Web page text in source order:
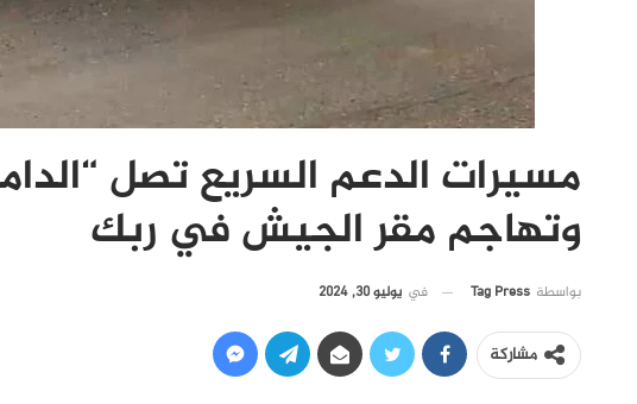
مسيرات الدعم السريع تصل
وتهاجم مقر الجيش في ربك
بواسطة Tag Press في يوليو 30, 2024
مشاركة